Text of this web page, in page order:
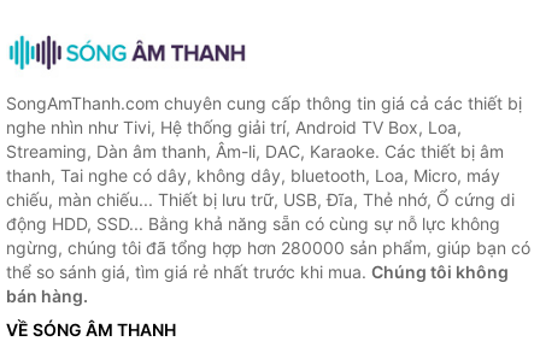
SongAmThanh.com chuyên cung cấp thông tin giá cả các thiết bị
nghe nhìn như Tivi, Hệ thống giải trí, Android TV Box, Loa,
Streaming, Dàn âm thanh, Âm-li, DAC, Karaoke. Các thiết bị âm
thanh, Tai nghe có dây, không dây, bluetooth, Loa, Micro, máy
chiếu, màn chiếu... Thiết bị lưu trữ, USB, Đĩa, Thẻ nhớ, Ổ cứng di
động HDD, SSD... Bằng khả năng sẵn có cùng sự nỗ lực không
ngừng, chúng tôi đã tổng hợp hơn 280000 sản phẩm, giúp bạn có
thể so sánh giá, tìm giá rẻ nhất trước khi mua. Chúng tôi không
bán hàng.
VỀ SÓNG ÂM THANH